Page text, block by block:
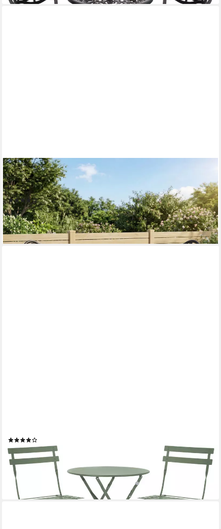
OUTSUNNY
Balkonset Bistroset 3-tlg. Gartenset aus Aluminiumguss,
(Gartenmöbel, 3-tlg., Balkonmöbel), Bistrotisch mit 2 Stühlen
(3)
118,99 € UVP291,90 €
-59%
lieferbar - in 2-3 Werktagen bei dir
59,99 € 74,99 €
-20%
lieferbar - in 4-5 Werktagen bei dir